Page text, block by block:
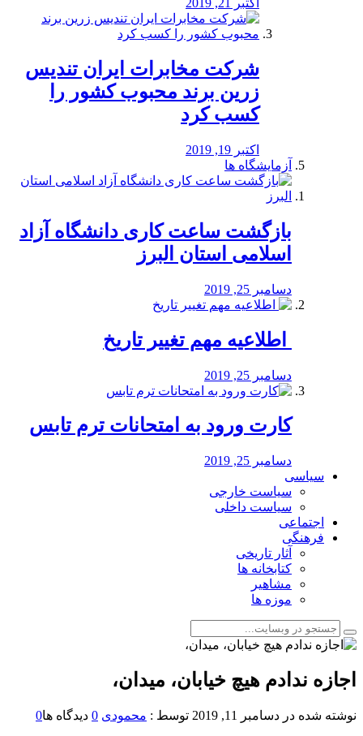
اکتبر 21, 2019
شرکت مخابرات ایران تندیس
زرین برند محبوب کشور را
کسب کرد
اکتبر 19, 2019
آزمایشگاه ها
بازگشت ساعت کاری دانشگاه آزاد
اسلامی استان البرز
دسامبر 25, 2019
️ اطلاعیه مهم تغییر تاریخ
دسامبر 25, 2019
کارت ورود به امتحانات ترم تابس
دسامبر 25, 2019
سیاسی
سیاست خارجی
سیاست داخلی
اجتماعی
فرهنگی
آثار تاریخی
کتابخانه ها
مشاهیر
موزه ها
اجازه ندادم هیچ خیابان، میدان،
نوشته شده در دسامبر 11, 2019 توسط : محمودی 0 دیدگاه ها0